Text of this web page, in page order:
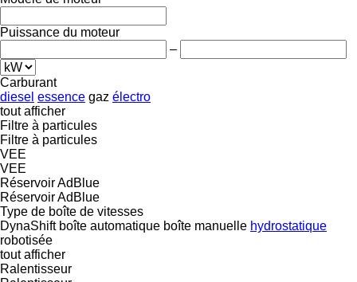
Puissance du moteur
–
Carburant
diesel essence gaz électro
tout afficher
Filtre à particules
Filtre à particules
VEE
VEE
Réservoir AdBlue
Réservoir AdBlue
Type de boîte de vitesses
DynaShift boîte automatique boîte manuelle hydrostatique
robotisée
tout afficher
Ralentisseur